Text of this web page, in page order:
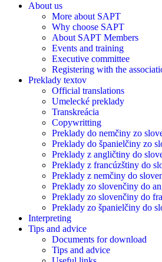
About us
More about SAPT
Why choose SAPT
About SAPT Members
Events and training
Executive committee
Registering with the
Preklady textov
Official translations
Umelecké preklady
Transkreácia
Copywritting
Preklady do nemčiny zo
Preklady do španielčiny zo
Preklady z angličtiny do
Preklady z francúzštiny do
Preklady z nemčiny do
Preklady zo slovenčiny do
Preklady zo slovenčiny do
Preklady zo španielčiny do
Interpreting
Tips and advice
Documents for download
Tips and advice